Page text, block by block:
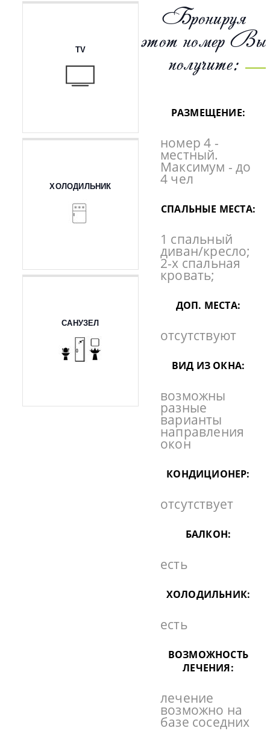
TV
ХОЛОДИЛЬНИК
САНУЗЕЛ
Бронируя
этот номер Вы
получите:
РАЗМЕЩЕНИЕ:
номер 4 -
местный.
Максимум - до
4 чел
СПАЛЬНЫЕ МЕСТА:
1 спальный
диван/кресло;
2-х спальная
кровать;
ДОП. МЕСТА:
отсутствуют
ВИД ИЗ ОКНА:
возможны
разные
варианты
направления
окон
КОНДИЦИОНЕР:
отсутствует
БАЛКОН:
есть
ХОЛОДИЛЬНИК:
есть
ВОЗМОЖНОСТЬ
ЛЕЧЕНИЯ:
лечение
возможно на
базе соседних